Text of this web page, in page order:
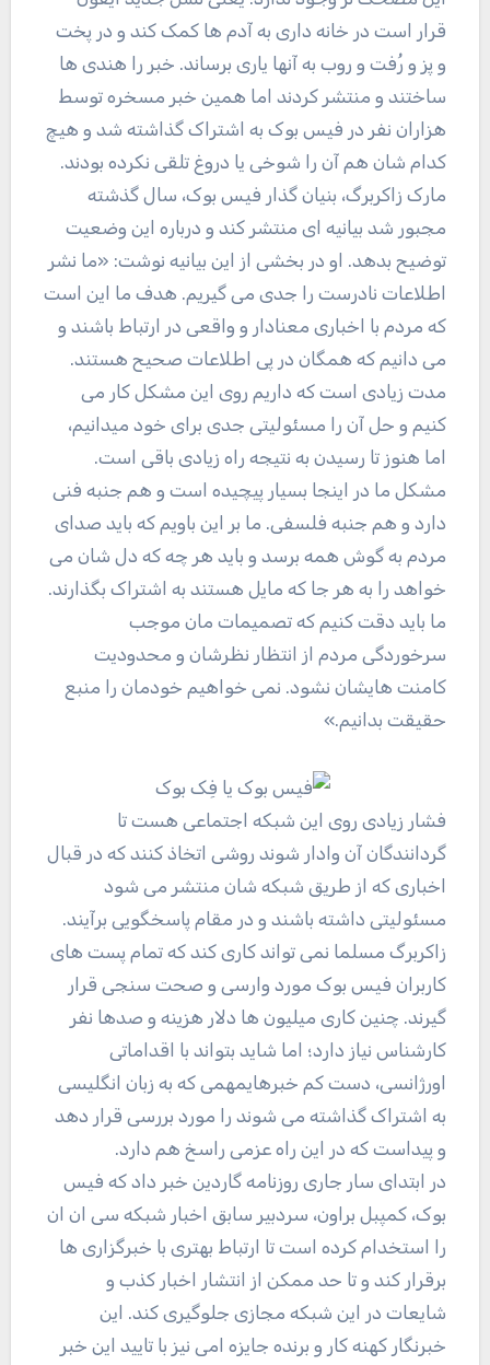
قرار است در خانه داری به آدم ها کمک کند و در پخت
و پز و رُفت و روب به آنها یاری برساند. خبر را هندی ها
ساختند و منتشر کردند اما همین خبر مسخره توسط
هزاران نفر در فیس بوک به اشتراک گذاشته شد و هیچ
کدام شان هم آن را شوخی یا دروغ تلقی نکرده بودند.
مارک زاکربرگ، بنیان گذار فیس بوک، سال گذشته
مجبور شد بیانیه ای منتشر کند و درباره این وضعیت
توضیح بدهد. او در بخشی از این بیانیه نوشت: «ما نشر
اطلاعات نادرست را جدی می گیریم. هدف ما این است
که مردم با اخباری معنادار و واقعی در ارتباط باشند و
می دانیم که همگان در پی اطلاعات صحیح هستند.
مدت زیادی است که داریم روی این مشکل کار می
کنیم و حل آن را مسئولیتی جدی برای خود میدانیم،
اما هنوز تا رسیدن به نتیجه راه زیادی باقی است.
مشکل ما در اینجا بسیار پیچیده است و هم جنبه فنی
دارد و هم جنبه فلسفی. ما بر این باویم که باید صدای
مردم به گوش همه برسد و باید هر چه که دل شان می
خواهد را به هر جا که مایل هستند به اشتراک بگذارند.
ما باید دقت کنیم که تصمیمات مان موجب
سرخوردگی مردم از انتظار نظرشان و محدودیت
کامنت هایشان نشود. نمی خواهیم خودمان را منبع
حقیقت بدانیم.»
فشار زیادی روی این شبکه اجتماعی هست تا
گردانندگان آن وادار شوند روشی اتخاذ کنند که در قبال
اخباری که از طریق شبکه شان منتشر می شود
مسئولیتی داشته باشند و در مقام پاسخگویی برآیند.
زاکربرگ مسلما نمی تواند کاری کند که تمام پست های
کاربران فیس بوک مورد وارسی و صحت سنجی قرار
گیرند. چنین کاری میلیون ها دلار هزینه و صدها نفر
کارشناس نیاز دارد؛ اما شاید بتواند با اقداماتی
اورژانسی، دست کم خبرهایمهمی که به زبان انگلیسی
به اشتراک گذاشته می شوند را مورد بررسی قرار دهد
و پیداست که در این راه عزمی راسخ هم دارد.
در ابتدای سار جاری روزنامه گاردین خبر داد که فیس
بوک، کمپبل براون، سردبیر سابق اخبار شبکه سی ان ان
را استخدام کرده است تا ارتباط بهتری با خبرگزاری ها
برقرار کند و تا حد ممکن از انتشار اخبار کذب و
شایعات در این شبکه مجازی جلوگیری کند. این
خبرنگار کهنه کار و برنده جایزه امی نیز با تایید این خبر